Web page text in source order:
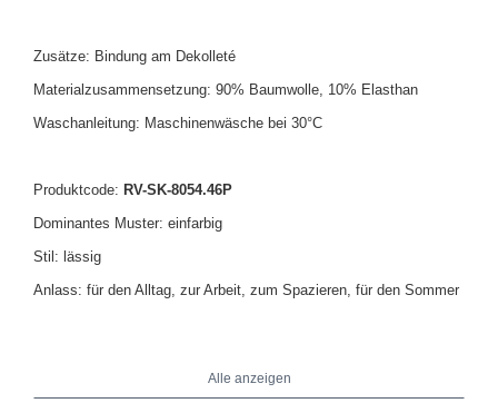
Zusätze: Bindung am Dekolleté
Materialzusammensetzung: 90% Baumwolle, 10% Elasthan
Waschanleitung: Maschinenwäsche bei 30°C
Produktcode: RV-SK-8054.46P
Dominantes Muster: einfarbig
Stil: lässig
Anlass: für den Alltag, zur Arbeit, zum Spazieren, für den Sommer
86 cm, Taille 56 cm, Hüfte 88 cm.
Alle anzeigen